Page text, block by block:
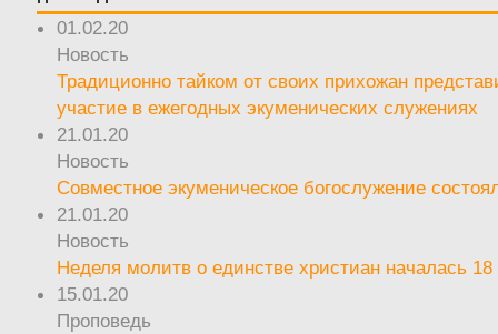
01.02.20
Новость
Традиционно тайком от своих прихожан
участие в ежегодных экуменических служениях
21.01.20
Новость
Совместное экуменическое богослужение
21.01.20
Новость
Неделя молитв о единстве христиан началась 18
15.01.20
Проповедь